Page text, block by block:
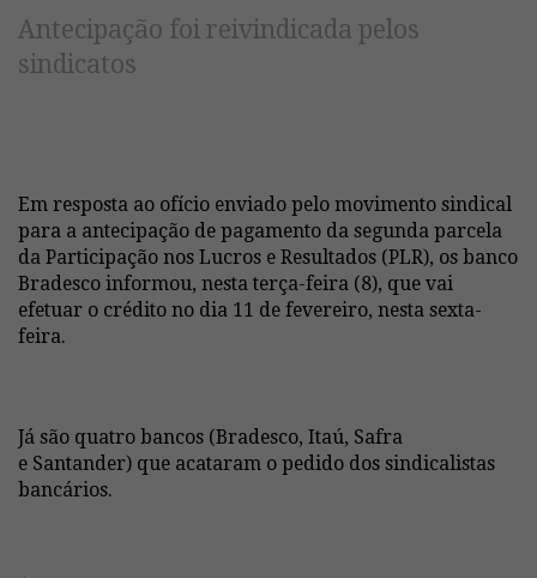
Antecipação foi reivindicada pelos
sindicatos
Em resposta ao ofício enviado pelo movimento sindical
para a antecipação de pagamento da segunda parcela
da Participação nos Lucros e Resultados (PLR), os banco
Bradesco informou, nesta terça-feira (8), que vai
efetuar o crédito no dia 11 de fevereiro, nesta sexta-
feira.
Já são quatro bancos (Bradesco, Itaú, Safra
e Santander) que acataram o pedido dos sindicalistas
bancários.